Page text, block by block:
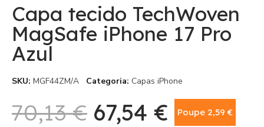
Capa tecido TechWoven
MagSafe iPhone 17 Pro
Azul
SKU MGF44ZM/A Categoria Capas iPhone
70,13 € 67,54 € Poupe 2,59 €